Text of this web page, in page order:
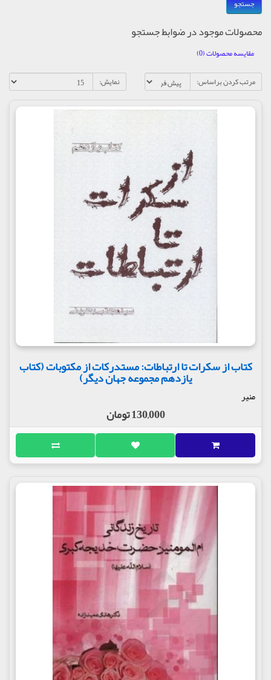
محصولات موجود در ضوابط جستجو
مقایسه محصولات (0)
مرتب کردن براساس:
نمایش:
کتاب از سکرات تا ارتباطات: مستدرکات از مکتوبات (کتاب
یازدهم مجموعه جهان دیگر)
منیر
130,000 تومان